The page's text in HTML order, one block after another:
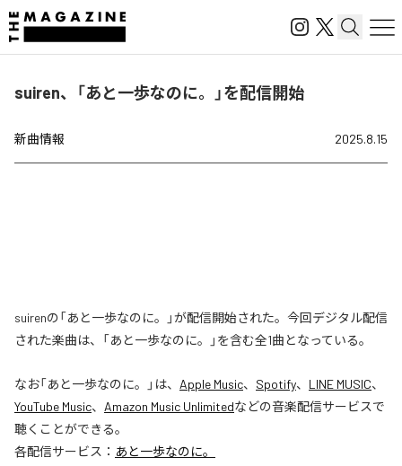
suiren、「あと一歩なのに。」を配信開始
新曲情報 2025.8.15
suirenの「あと一歩なのに。」が配信開始された。今回デジタル配信
された楽曲は、「あと一歩なのに。」を含む全1曲となっている。
なお「あと一歩なのに。 」は、 Apple Music、 Spotify、 LINE MUSIC、
YouTube Music、 Amazon Music Unlimitedなどの音楽配信サービスで
聴くことができる。
各配信サービス： あと一歩なのに。